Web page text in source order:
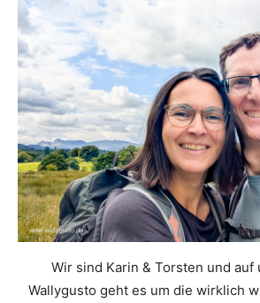
Wir sind Karin & Torsten und auf
Wallygusto geht es um die wirklich